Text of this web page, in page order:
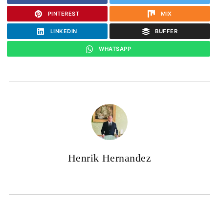
PINTEREST MIX
LINKEDIN BUFFER
WHATSAPP
Henrik Hernandez